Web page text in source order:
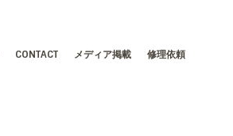
CONTACT メディア掲載 修理依頼